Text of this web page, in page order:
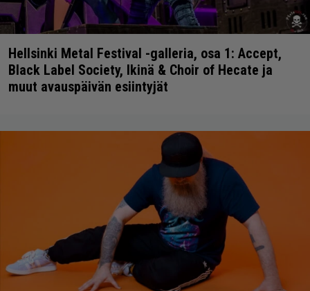
Hellsinki Metal Festival -galleria, osa 1: Accept,
Black Label Society, Ikinä & Choir of Hecate ja
muut avauspäivän esiintyjät